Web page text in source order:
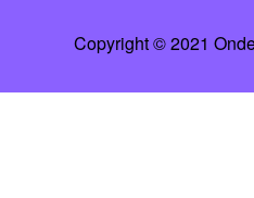
Copyright © 2021